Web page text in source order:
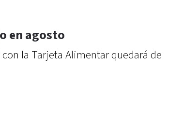
en agosto
la Tarjeta Alimentar quedará de